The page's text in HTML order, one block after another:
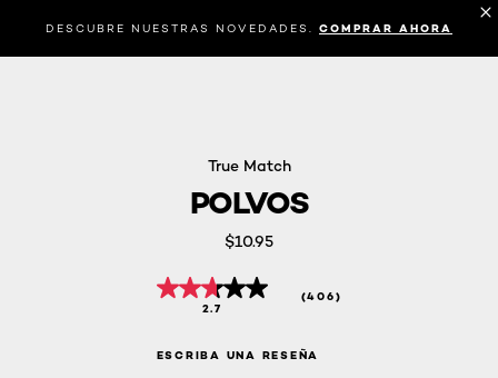
DESCUBRE NUESTRAS NOVEDADES. COMPRAR AHORA
True Match
POLVOS
$10.95
2.7
(406)
ESCRIBA UNA RESEÑA